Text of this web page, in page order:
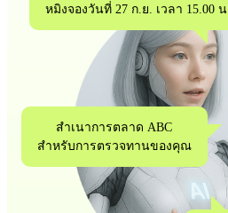
หมิงจองวันที่ 27 ก.ย. เวลา 15.00 น
สำเนาการตลาด ABC
สำหรับการตรวจทานของคุณ